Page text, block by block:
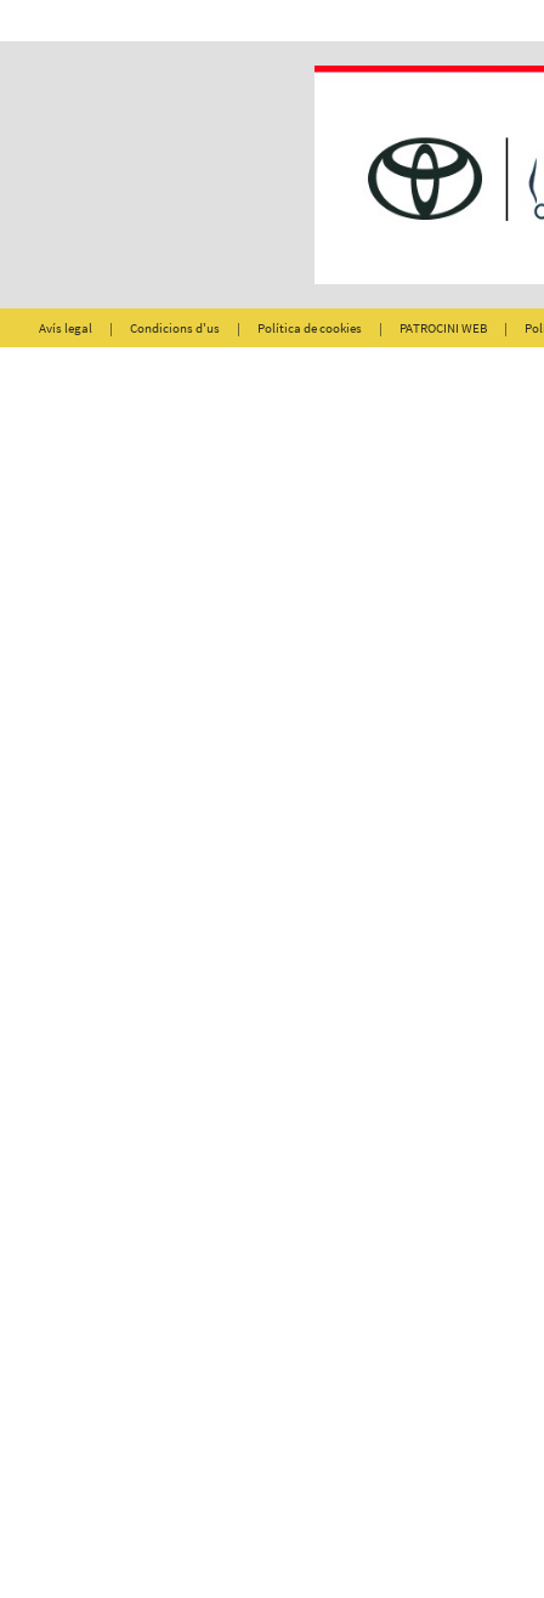
Avís legal | Condicions d'us | Política de cookies | PATROCINI WEB |